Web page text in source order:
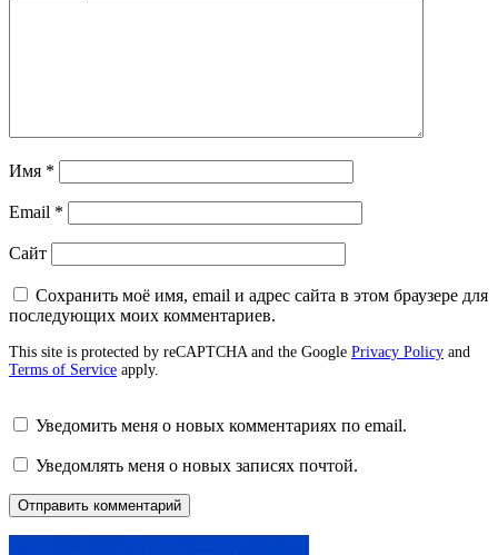
Имя *
Email *
Сайт
Сохранить моё имя, email и адрес сайта в этом браузере для
последующих моих комментариев.
This site is protected by reCAPTCHA and the Google Privacy Policy and
Terms of Service apply.
Уведомить меня о новых комментариях по email.
Уведомлять меня о новых записях почтой.